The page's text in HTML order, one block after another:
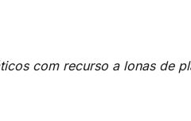
com recurso a lonas de